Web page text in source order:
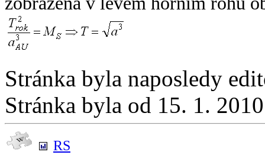
Stránka byla naposledy
Stránka byla od 15. 1.
RS